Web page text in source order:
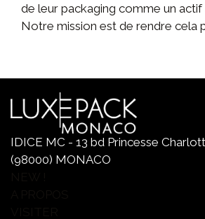
de leur packaging comme un actif
Notre mission est de rendre cela
IDICE MC - 13 bd Princesse
(98000) MONACO